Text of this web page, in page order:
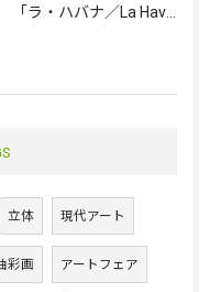
立体 現代アート
彩画 アートフェア